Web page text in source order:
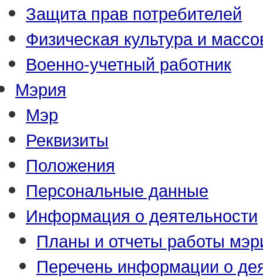
Защита прав потребителей
Физическая культура и
Военно-учетный работник
Мэрия
Мэр
Реквизиты
Положения
Персональные данные
Информация о деятельности
Планы и отчеты работы
Перечень информации о